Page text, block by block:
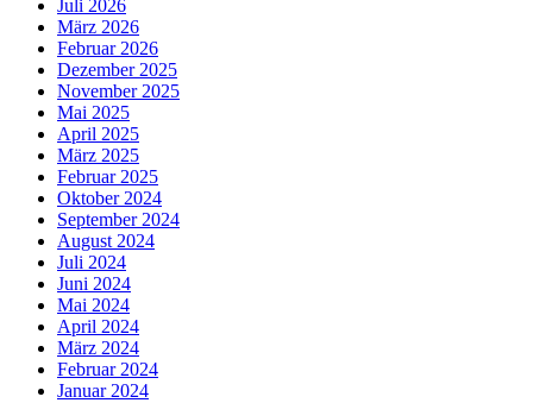
Juli 2026
März 2026
Februar 2026
Dezember 2025
November 2025
Mai 2025
April 2025
März 2025
Februar 2025
Oktober 2024
September 2024
August 2024
Juli 2024
Juni 2024
Mai 2024
April 2024
März 2024
Februar 2024
Januar 2024